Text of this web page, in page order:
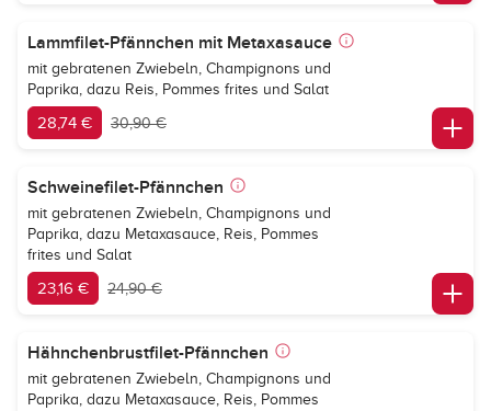
Lammfilet-Pfännchen mit Metaxasauce
mit gebratenen Zwiebeln, Champignons und
Paprika, dazu Reis, Pommes frites und Salat
28,74 € 30,90 €
Schweinefilet-Pfännchen
mit gebratenen Zwiebeln, Champignons und
Paprika, dazu Metaxasauce, Reis, Pommes
frites und Salat
23,16 € 24,90 €
Hähnchenbrustfilet-Pfännchen
mit gebratenen Zwiebeln, Champignons und
Paprika, dazu Metaxasauce, Reis, Pommes